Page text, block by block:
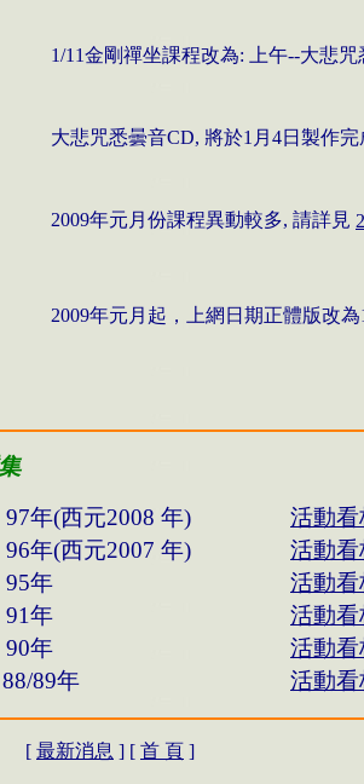
1/11金剛禪坐課程改為: 上午--大悲
大悲咒悉曇音CD, 將於1 月 4日 製作完
2009年元月份課程異動較多, 請詳見
2009年元月起，上網日期正體版改為
97年(西元2008 年)
活動看
96年(西元2007 年)
活動看
95年
活動看
91年
活動看
90年
活動看
88/89年
活動看
[ 最新消息 ] [ 首 頁 ]